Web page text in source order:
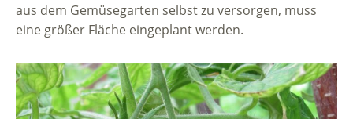
aus dem Gemüsegarten selbst zu versorgen, muss
eine größer Fläche eingeplant werden.